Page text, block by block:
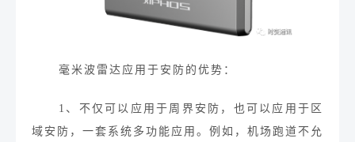
毫米波雷达应用于安防的优势：
1、 不仅可以应用于周界安防，也可以应用于区
域安防，一套系统多功能应用。例如，机场跑道不允